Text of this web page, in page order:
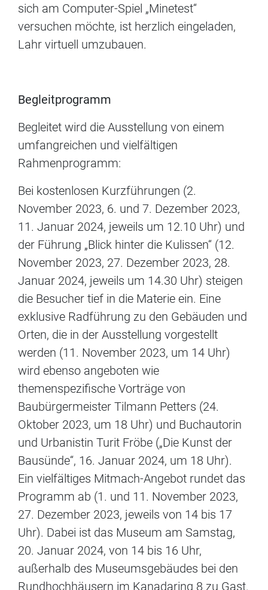
sich am Computer-Spiel „Minetest“
versuchen möchte, ist herzlich eingeladen,
Lahr virtuell umzubauen.
Begleitprogramm
Begleitet wird die Ausstellung von einem
umfangreichen und vielfältigen
Rahmenprogramm:
Bei kostenlosen Kurzführungen (2.
November 2023, 6. und 7. Dezember 2023,
11. Januar 2024, jeweils um 12.10 Uhr) und
der Führung „Blick hinter die Kulissen“ (12.
November 2023, 27. Dezember 2023, 28.
Januar 2024, jeweils um 14.30 Uhr) steigen
die Besucher tief in die Materie ein. Eine
exklusive Radführung zu den Gebäuden und
Orten, die in der Ausstellung vorgestellt
werden (11. November 2023, um 14 Uhr)
wird ebenso angeboten wie
themenspezifische Vorträge von
Baubürgermeister Tilmann Petters (24.
Oktober 2023, um 18 Uhr) und Buchautorin
und Urbanistin Turit Fröbe („Die Kunst der
Bausünde“, 16. Januar 2024, um 18 Uhr).
Ein vielfältiges Mitmach-Angebot rundet das
Programm ab (1. und 11. November 2023,
27. Dezember 2023, jeweils von 14 bis 17
Uhr). Dabei ist das Museum am Samstag,
20. Januar 2024, von 14 bis 16 Uhr,
außerhalb des Museumsgebäudes bei den
Rundhochhäusern im Kanadaring 8 zu Gast.